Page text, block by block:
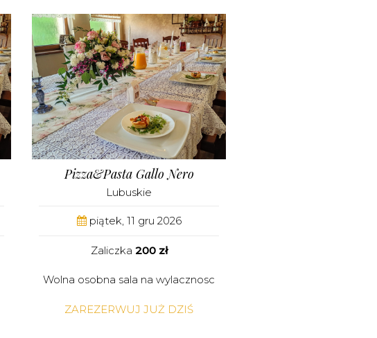
Pizza&Pasta Gallo Nero
Lubuskie
piątek, 11 gru 2026
Zaliczka 200 zł
Wolna osobna sala na wylacznosc
ZAREZERWUJ JUŻ DZIŚ